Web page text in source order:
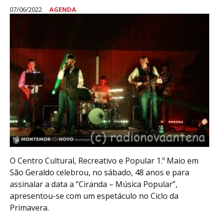
07/06/2022 AGENDA
O Centro Cultural, Recreativo e Popular 1.º Maio em
São Geraldo celebrou, no sábado, 48 anos e para
assinalar a data a “Ciranda – Música Popular”,
apresentou-se com um espetáculo no Ciclo da
Primavera.